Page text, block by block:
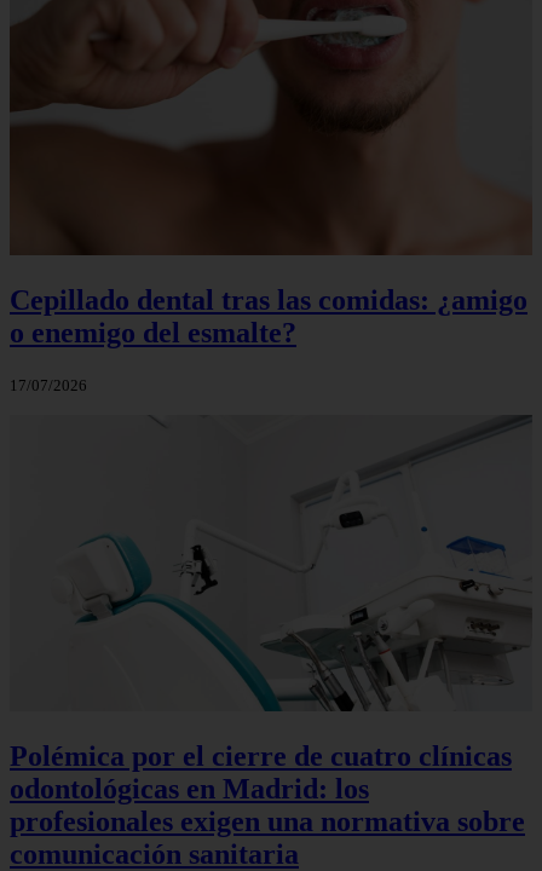
Cepillado dental tras las comidas: ¿amigo
o enemigo del esmalte?
17/07/2026
Polémica por el cierre de cuatro clínicas
odontológicas en Madrid: los
profesionales exigen una normativa sobre
comunicación sanitaria